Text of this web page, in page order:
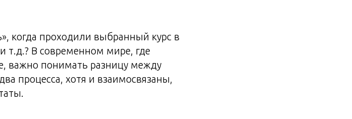
когда проходили выбранный курс в
В современном мире, где
важно понимать разницу между
процесса, хотя и взаимосвязаны,